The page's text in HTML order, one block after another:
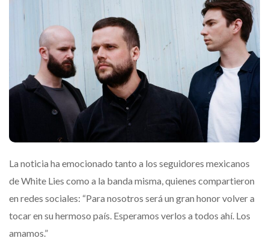
La noticia ha emocionado tanto a los seguidores mexicanos
de White Lies como a la banda misma, quienes compartieron
en redes sociales: “Para nosotros será un gran honor volver a
tocar en su hermoso país. Esperamos verlos a todos ahí. Los
amamos.”